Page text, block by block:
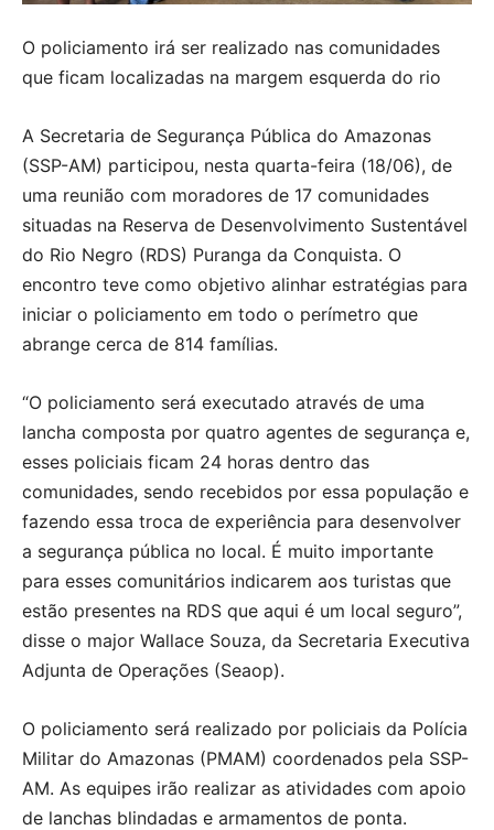
O policiamento irá ser realizado nas comunidades
que ficam localizadas na margem esquerda do rio
A Secretaria de Segurança Pública do Amazonas
(SSP-AM) participou, nesta quarta-feira (18/06), de
uma reunião com moradores de 17 comunidades
situadas na Reserva de Desenvolvimento Sustentável
do Rio Negro (RDS) Puranga da Conquista. O
encontro teve como objetivo alinhar estratégias para
iniciar o policiamento em todo o perímetro que
abrange cerca de 814 famílias.
“O policiamento será executado através de uma
lancha composta por quatro agentes de segurança e,
esses policiais ficam 24 horas dentro das
comunidades, sendo recebidos por essa população e
fazendo essa troca de experiência para desenvolver
a segurança pública no local. É muito importante
para esses comunitários indicarem aos turistas que
estão presentes na RDS que aqui é um local seguro”,
disse o major Wallace Souza, da Secretaria Executiva
Adjunta de Operações (Seaop).
O policiamento será realizado por policiais da Polícia
Militar do Amazonas (PMAM) coordenados pela SSP-
AM. As equipes irão realizar as atividades com apoio
de lanchas blindadas e armamentos de ponta.